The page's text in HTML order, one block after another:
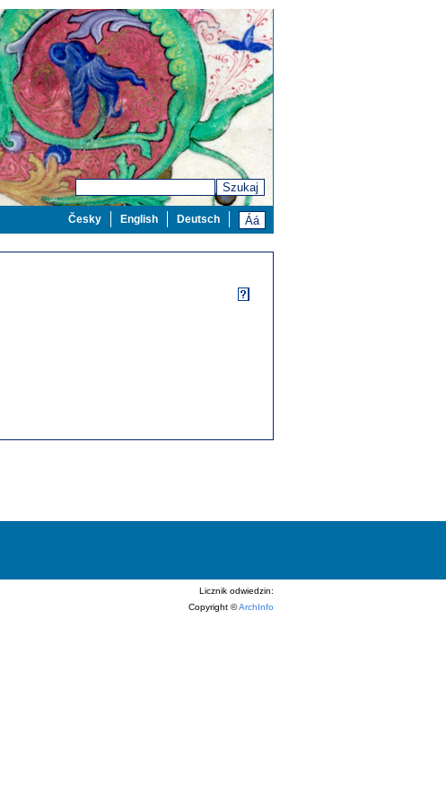
Szukaj
Deutsch
English
Česky
Licznik odwiedzin:
Copyright ©ArchInfo